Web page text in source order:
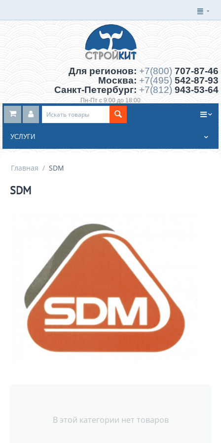
Для регионов: +7(800) 707-87-46
Москва: +7(495) 542-87-93
Санкт-Петербург: +7(812) 943-53-64
Пн-Пт с 9:00 до 18:00
Заказать обратный звонок
УСЛУГИ
Главная / SDM
SDM
В этой категории нет товаров